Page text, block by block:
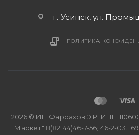
г. Усинск, ул.
ПОЛИТИКА
2026 © ИП Фаррахов Э.Р. ИНН
Маркет" 8(82144)46-7-56; 46-2-03.